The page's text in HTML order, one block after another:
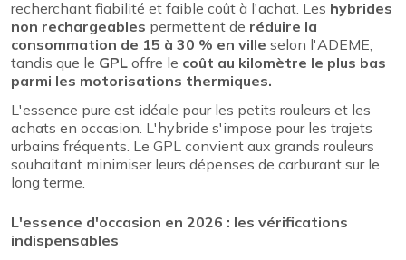
recherchant fiabilité et faible coût à l'achat. Les hybrides
non rechargeables permettent de réduire la
consommation de 15 à 30 % en ville selon l'ADEME,
tandis que le GPL offre le coût au kilomètre le plus bas
parmi les motorisations thermiques.
L'essence pure est idéale pour les petits rouleurs et les
achats en occasion. L'hybride s'impose pour les trajets
urbains fréquents. Le GPL convient aux grands rouleurs
souhaitant minimiser leurs dépenses de carburant sur le
long terme.
L'essence d'occasion en 2026 : les vérifications
indispensables